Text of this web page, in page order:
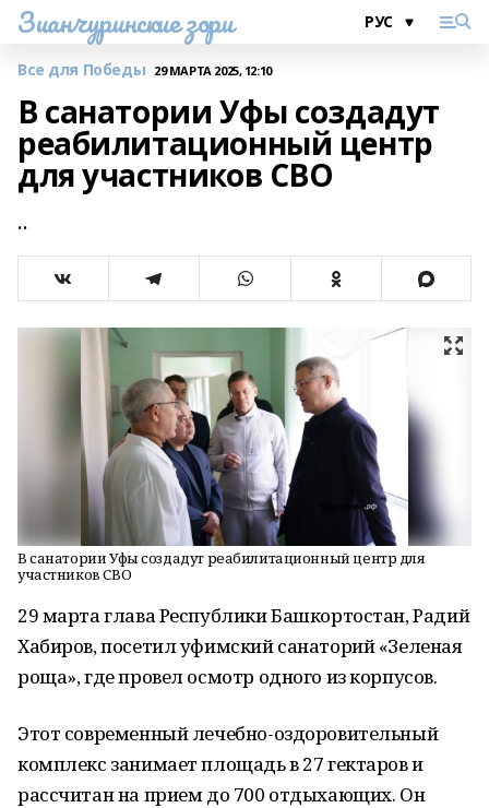
Зианчуринские зори
Все для Победы 29 МАРТА 2025, 12:10
В санатории Уфы создадут
реабилитационный центр
для участников СВО
..
В санатории Уфы создадут реабилитационный центр для
участников СВО
29 марта глава Республики Башкортостан, Радий
Хабиров, посетил уфимский санаторий «Зеленая
роща», где провел осмотр одного из корпусов.
Этот современный лечебно-оздоровительный
комплекс занимает площадь в 27 гектаров и
рассчитан на прием до 700 отдыхающих. Он